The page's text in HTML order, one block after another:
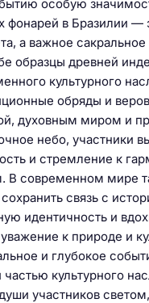
особую
фонарей в Бразилии —
а важное
образцы древней
культурного
обряды и
духовным миром и
небо, участники
и стремление к
современном мире
связь с
идентичность и
к природе и
и глубокое
культурного
участников